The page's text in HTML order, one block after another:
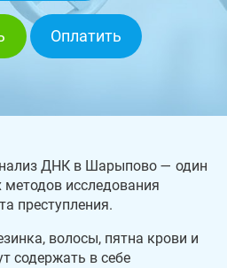
Оплатить
ДНК в Шарыпово — один
исследования
преступления.
волосы, пятна крови и
содержать в себе